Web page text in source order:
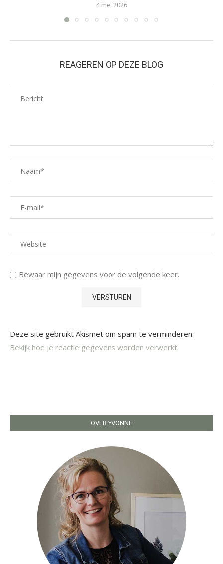
4 mei 2026
REAGEREN OP DEZE BLOG
Bewaar mijn gegevens voor de volgende keer.
Deze site gebruikt Akismet om spam te verminderen.
Bekijk hoe je reactie gegevens worden verwerkt.
OVER YVONNE